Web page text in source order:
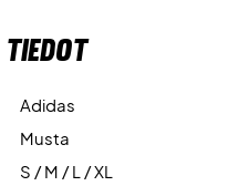
pelata ja urheilla hyvällä
olevasta muovijätteestä.
tiedot
Adidas
Musta
S / M / L / XL